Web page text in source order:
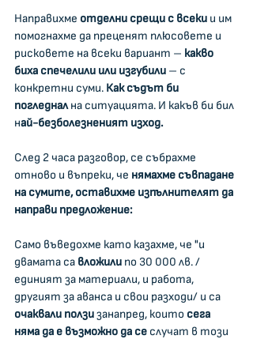
Направихме отделни срещи с всеки и им
помогнахме да преценят плюсовете и
рисковете на всеки вариант – какво
биха спечелили или изгубили – с
конкретни суми. Как съдът би
погледнал на ситуацията. И какъв би бил
най-безболезненият изход.
След 2 часа разговор, се събрахме
отново и въпреки, че нямахме съвпадане
на сумите, оставихме изпълнителят да
направи предложение:
Само въведохме като казахме, че "и
двамата са вложили по 30 000 лв. /
единият за материали, и работа,
другият за аванса и свои разходи/ и са
очаквали ползи занапред, които сега
няма да е възможно да се случат в този